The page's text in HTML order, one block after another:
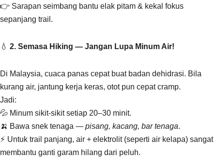
👉 Sarapan seimbang bantu elak pitam & kekal fokus
sepanjang trail.
💧 2. Semasa Hiking — Jangan Lupa Minum Air!
Di Malaysia, cuaca panas cepat buat badan dehidrasi. Bila
kurang air, jantung kerja keras, otot pun cepat cramp.
Jadi:
💦 Minum sikit-sikit setiap 20–30 minit.
🍌 Bawa snek tenaga — pisang, kacang, bar tenaga.
⚡ Untuk trail panjang, air + elektrolit (seperti air kelapa) sangat
membantu ganti garam hilang dari peluh.